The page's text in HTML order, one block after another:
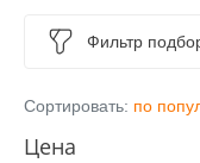
Фильтр
Сортировать: по
Цена